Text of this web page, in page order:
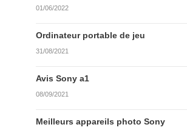
01/06/2022
Ordinateur portable de jeu
31/08/2021
Avis Sony a1
08/09/2021
Meilleurs appareils photo Sony